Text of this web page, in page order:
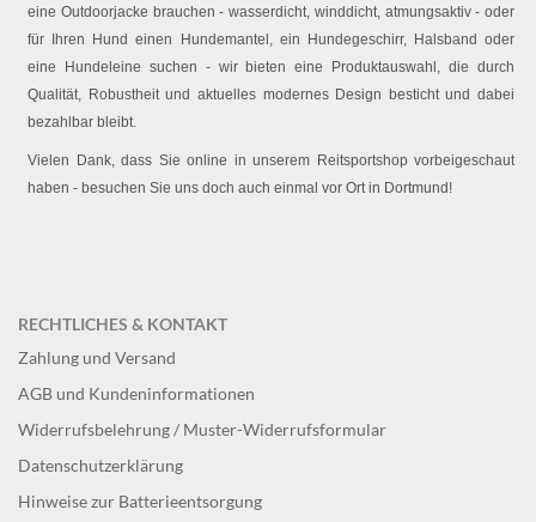
eine Outdoorjacke brauchen - wasserdicht, winddicht, atmungsaktiv - oder
für Ihren Hund einen Hundemantel, ein Hundegeschirr, Halsband oder
eine Hundeleine suchen - wir bieten eine Produktauswahl, die durch
Qualität, Robustheit und aktuelles modernes Design besticht und dabei
bezahlbar bleibt.
Vielen Dank, dass Sie online in unserem Reitsportshop vorbeigeschaut
haben - besuchen Sie uns doch auch einmal vor Ort in Dortmund!
RECHTLICHES & KONTAKT
Zahlung und Versand
AGB und Kundeninformationen
Widerrufsbelehrung / Muster-Widerrufsformular
Datenschutzerklärung
Hinweise zur Batterieentsorgung